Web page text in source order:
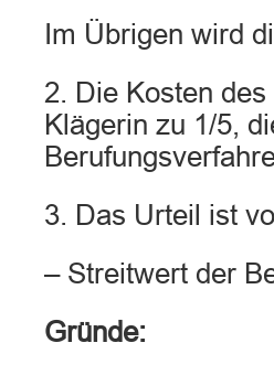
Im Übrigen wird
2. Die Kosten
Klägerin zu 1/5,
3. Das Urteil ist
– Streitwert der
Gründe: